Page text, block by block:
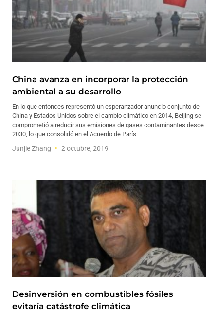
China avanza en incorporar la protección
ambiental a su desarrollo
En lo que entonces representó un esperanzador anuncio conjunto de
China y Estados Unidos sobre el cambio climático en 2014, Beijing se
comprometió a reducir sus emisiones de gases contaminantes desde
2030, lo que consolidó en el Acuerdo de París
Junjie Zhang 2 octubre, 2019
Desinversión en combustibles fósiles
evitaría catástrofe climática